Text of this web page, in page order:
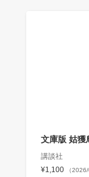
文庫版 姑獲
講談社
¥1,100
（